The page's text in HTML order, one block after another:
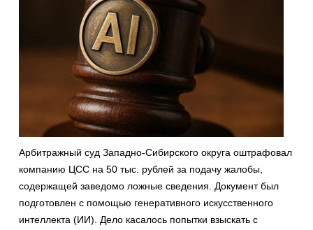
Арбитражный суд Западно-Сибирского округа оштрафовал
компанию ЦСС на 50 тыс. рублей за подачу жалобы,
содержащей заведомо ложные сведения. Документ был
подготовлен с помощью генеративного искусственного
интеллекта (ИИ). Дело касалось попытки взыскать с